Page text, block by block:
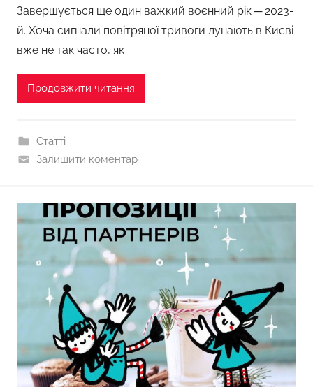
Завершується ще один важкий воєнний рік ─ 2023-
й. Хоча сигнали повітряної тривоги лунають в Києві
вже не так часто, як
Продовжити читання
Статті
Залишити коментар